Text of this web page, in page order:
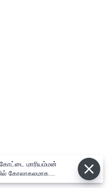
மாரியம்மன்
கோலாகலமாக
தேரோட்டம்